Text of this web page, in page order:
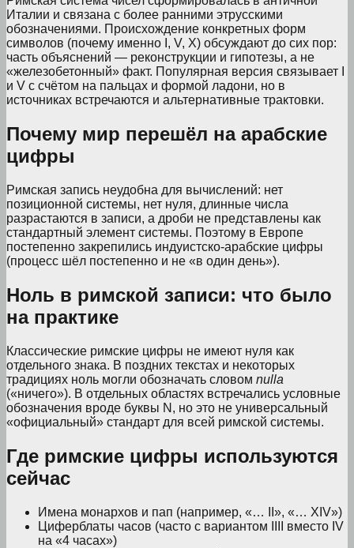
Италии и связана с более ранними этрусскими
обозначениями. Происхождение конкретных форм
символов (почему именно I, V, X) обсуждают до сих пор:
часть объяснений — реконструкции и гипотезы, а не
«железобетонный» факт. Популярная версия связывает I
и V с счётом на пальцах и формой ладони, но в
источниках встречаются и альтернативные трактовки.
Почему мир перешёл на арабские
цифры
Римская запись неудобна для вычислений: нет
позиционной системы, нет нуля, длинные числа
разрастаются в записи, а дроби не представлены как
стандартный элемент системы. Поэтому в Европе
постепенно закрепились индуистско-арабские цифры
(процесс шёл постепенно и не «в один день»).
Ноль в римской записи: что было
на практике
Классические римские цифры не имеют нуля как
отдельного знака. В поздних текстах и некоторых
традициях ноль могли обозначать словом nulla
(«ничего»). В отдельных областях встречались условные
обозначения вроде буквы N, но это не универсальный
«официальный» стандарт для всей римской системы.
Где римские цифры используются
сейчас
Имена монархов и пап (например, «… II», «… XIV»)
Циферблаты часов (часто с вариантом IIII вместо IV
на «4 часах»)